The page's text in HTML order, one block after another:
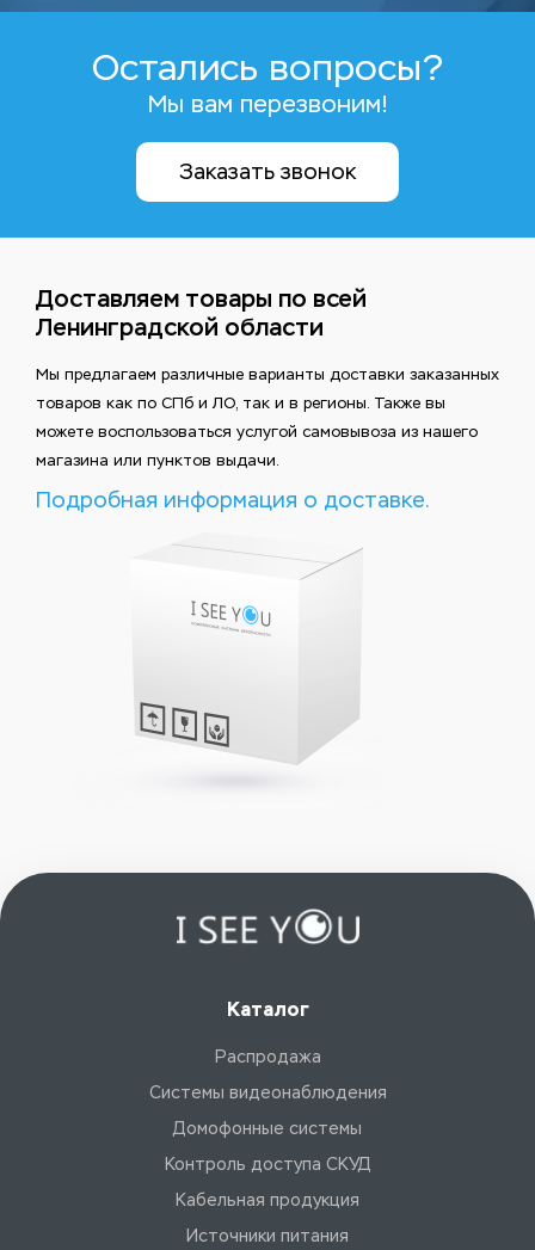
Остались вопросы?
Мы вам перезвоним!
Заказать звонок
Доставляем товары по всей
Ленинградской области
Мы предлагаем различные варианты доставки заказанных
товаров как по СПб и ЛО, так и в регионы. Также вы
можете воспользоваться услугой самовывоза из нашего
магазина или пунктов выдачи.
Подробная информация о доставке.
Каталог
Распродажа
Системы видеонаблюдения
Домофонные системы
Контроль доступа СКУД
Кабельная продукция
Источники питания